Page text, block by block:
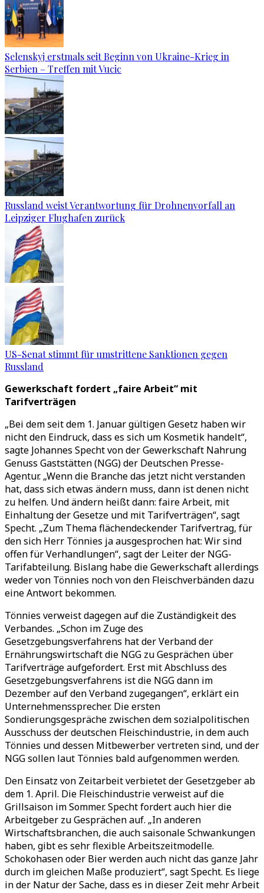
Selenskyj erstmals seit Beginn von Ukraine-Krieg in
Serbien – Treffen mit Vucic
Russland weist Verantwortung für Drohnenvorfall an
Leipziger Flughafen zurück
US-Senat stimmt für umstrittene Sanktionen gegen
Russland
Gewerkschaft fordert „faire Arbeit“ mit
Tarifverträgen
„Bei dem seit dem 1. Januar gültigen Gesetz haben wir
nicht den Eindruck, dass es sich um Kosmetik handelt“,
sagte Johannes Specht von der Gewerkschaft Nahrung
Genuss Gaststätten (NGG) der Deutschen Presse-
Agentur. „Wenn die Branche das jetzt nicht verstanden
hat, dass sich etwas ändern muss, dann ist denen nicht
zu helfen. Und ändern heißt dann: faire Arbeit, mit
Einhaltung der Gesetze und mit Tarifverträgen“, sagt
Specht. „Zum Thema flächendeckender Tarifvertrag, für
den sich Herr Tönnies ja ausgesprochen hat: Wir sind
offen für Verhandlungen“, sagt der Leiter der NGG-
Tarifabteilung. Bislang habe die Gewerkschaft allerdings
weder von Tönnies noch von den Fleischverbänden dazu
eine Antwort bekommen.
Tönnies verweist dagegen auf die Zuständigkeit des
Verbandes. „Schon im Zuge des
Gesetzgebungsverfahrens hat der Verband der
Ernährungswirtschaft die NGG zu Gesprächen über
Tarifverträge aufgefordert. Erst mit Abschluss des
Gesetzgebungsverfahrens ist die NGG dann im
Dezember auf den Verband zugegangen“, erklärt ein
Unternehmenssprecher. Die ersten
Sondierungsgespräche zwischen dem sozialpolitischen
Ausschuss der deutschen Fleischindustrie, in dem auch
Tönnies und dessen Mitbewerber vertreten sind, und der
NGG sollen laut Tönnies bald aufgenommen werden.
Den Einsatz von Zeitarbeit verbietet der Gesetzgeber ab
dem 1. April. Die Fleischindustrie verweist auf die
Grillsaison im Sommer. Specht fordert auch hier die
Arbeitgeber zu Gesprächen auf. „In anderen
Wirtschaftsbranchen, die auch saisonale Schwankungen
haben, gibt es sehr flexible Arbeitszeitmodelle.
Schokohasen oder Bier werden auch nicht das ganze Jahr
durch im gleichen Maße produziert“, sagt Specht. Es liege
in der Natur der Sache, dass es in dieser Zeit mehr Arbeit